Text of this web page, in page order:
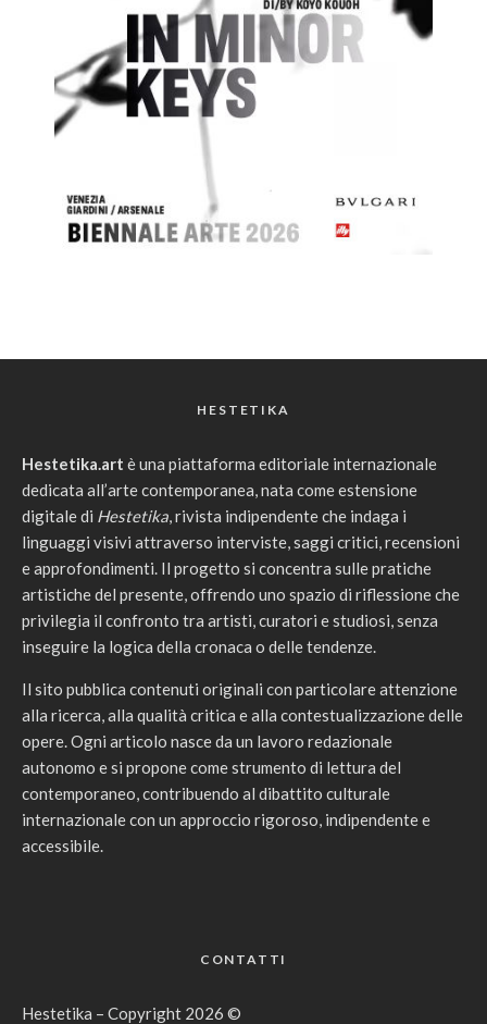
HESTETIKA
Hestetika.art è una piattaforma editoriale internazionale
dedicata all’arte contemporanea, nata come estensione
digitale di Hestetika, rivista indipendente che indaga i
linguaggi visivi attraverso interviste, saggi critici, recensioni
e approfondimenti. Il progetto si concentra sulle pratiche
artistiche del presente, offrendo uno spazio di riflessione che
privilegia il confronto tra artisti, curatori e studiosi, senza
inseguire la logica della cronaca o delle tendenze.
Il sito pubblica contenuti originali con particolare attenzione
alla ricerca, alla qualità critica e alla contestualizzazione delle
opere. Ogni articolo nasce da un lavoro redazionale
autonomo e si propone come strumento di lettura del
contemporaneo, contribuendo al dibattito culturale
internazionale con un approccio rigoroso, indipendente e
accessibile.
CONTATTI
Hestetika – Copyright 2026 ©